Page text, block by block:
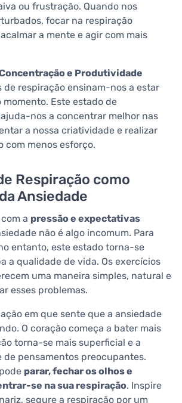
ou frustração. Quando nos
focar na respiração
a mente e agir com mais
e Produtividade
de respiração ensinam-nos a estar
momento. Este estado de
ajuda-nos a concentrar melhor nas
a nossa criatividade e realizar
com menos esforço.
Respiração como
Ansiedade
a pressão e expectativas
não é algo incomum. Para
entanto, este estado torna-se
a qualidade de vida. Os exercícios
uma maneira simples, natural e
esses problemas.
em que sente que a ansiedade
O coração começa a bater mais
torna-se mais superficial e a
pensamentos preocupantes.
parar, fechar os olhos e
se na sua respiração. Inspire
segure a respiração por um